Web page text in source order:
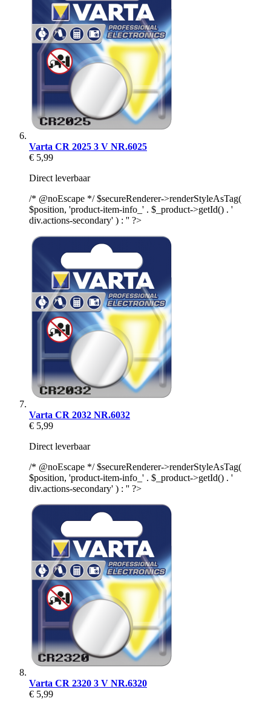
Varta CR 2025 3 V NR.6025
€ 5,99
Direct leverbaar
/* @noEscape */ $secureRenderer->renderStyleAsTag(
$position, 'product-item-info_' . $_product->getId() . '
div.actions-secondary' ) : '' ?>
Varta CR 2032 NR.6032
€ 5,99
Direct leverbaar
/* @noEscape */ $secureRenderer->renderStyleAsTag(
$position, 'product-item-info_' . $_product->getId() . '
div.actions-secondary' ) : '' ?>
Varta CR 2320 3 V NR.6320
€ 5,99